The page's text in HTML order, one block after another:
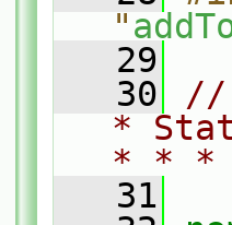
"
   29
   30
//
*
* *
   31